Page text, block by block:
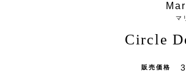
マ
Circle
販売価格